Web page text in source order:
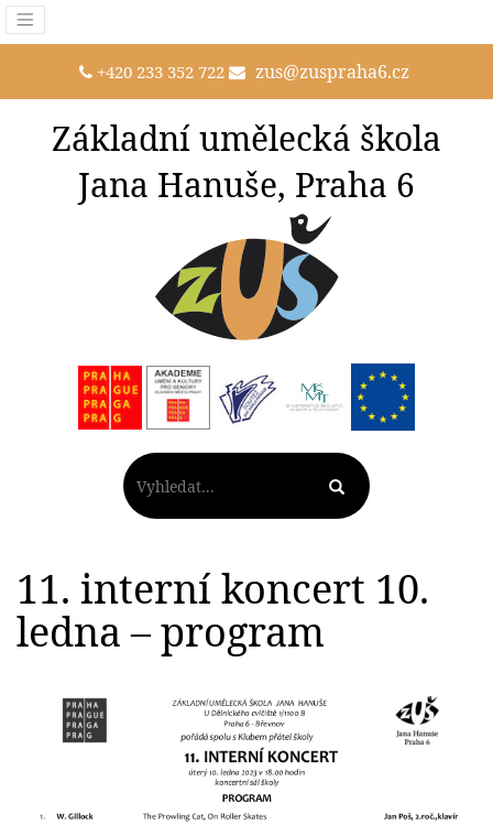
+420 233 352 722 zus@zuspraha6.cz
Základní umělecká škola
Jana Hanuše, Praha 6
11. interní koncert 10.
ledna – program